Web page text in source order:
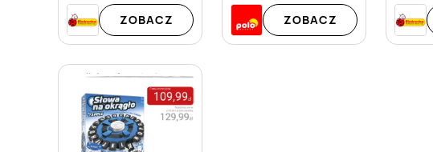
ZOBACZ ZOBACZ